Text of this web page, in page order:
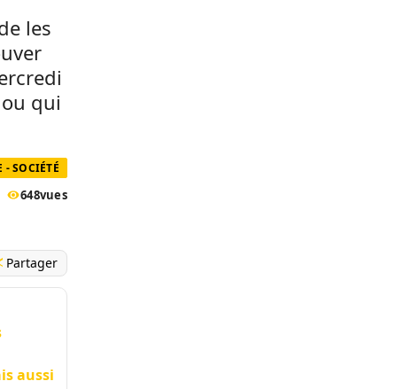
les
qui
- SOCIÉTÉ
648vues
Partager
aussi